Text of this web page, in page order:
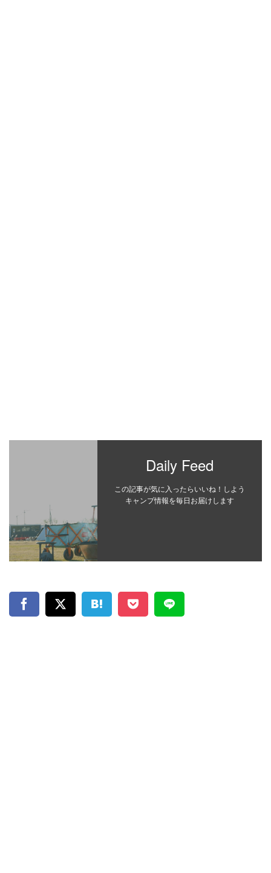
Daily Feed
この記事が気に入ったらいいね！しよう
キャンプ情報を毎日お届けします